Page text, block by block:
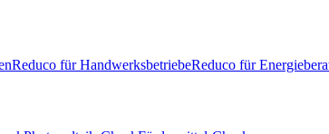
Reduco für HandwerksbetriebeReduco für